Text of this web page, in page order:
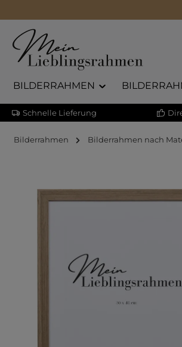
BILDERRAHMEN
Schnelle Lieferung
Bilderrahmen Bilderrahmen nach